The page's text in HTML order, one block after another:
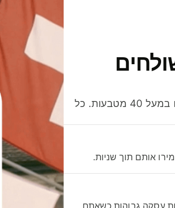
חסכו כסף כשאתo שולחים, מוציאים ומקבלים תשלום במעל 40 מטבעות. כל
אותם תוך שניות.
עסקה גבוהות כשאתם